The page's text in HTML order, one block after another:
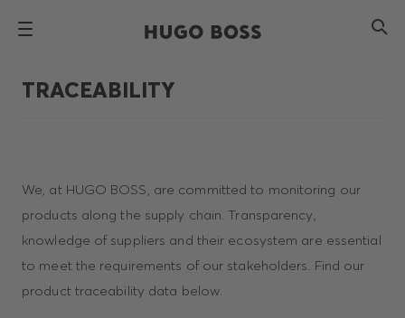
TRACEABILITY
We, at HUGO BOSS, are committed to monitoring our
products along the supply chain. Transparency,
knowledge of suppliers and their ecosystem are essential
to meet the requirements of our stakeholders. Find our
product traceability data below.